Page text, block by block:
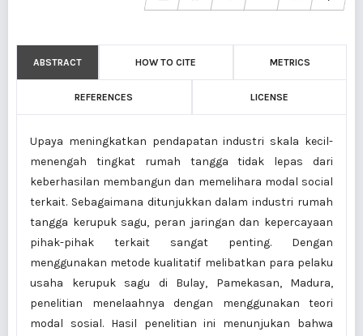
ABSTRACT HOW TO CITE METRICS
REFERENCES LICENSE
Upaya meningkatkan pendapatan industri skala kecil-
menengah tingkat rumah tangga tidak lepas dari
keberhasilan membangun dan memelihara modal social
terkait. Sebagaimana ditunjukkan dalam industri rumah
tangga kerupuk sagu, peran jaringan dan kepercayaan
pihak-pihak terkait sangat penting. Dengan
menggunakan metode kualitatif melibatkan para pelaku
usaha kerupuk sagu di Bulay, Pamekasan, Madura,
penelitian menelaahnya dengan menggunakan teori
modal sosial. Hasil penelitian ini menunjukan bahwa